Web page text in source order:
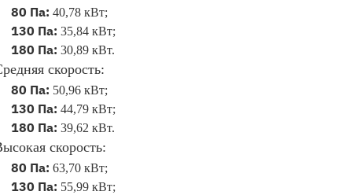
80 Па: 40,78 кВт;
130 Па: 35,84 кВт;
180 Па: 30,89 кВт.
скорость:
80 Па: 50,96 кВт;
130 Па: 44,79 кВт;
180 Па: 39,62 кВт.
скорость:
80 Па: 63,70 кВт;
130 Па: 55,99 кВт;